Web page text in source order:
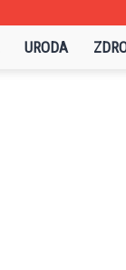
URODA